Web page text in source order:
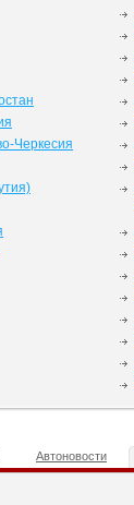
Черкесия
Автоновости